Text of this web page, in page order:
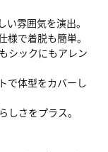
雰囲気を演出。
で着脱も簡単。
シックにもアレン
で体型をカバーし
しさをプラス。